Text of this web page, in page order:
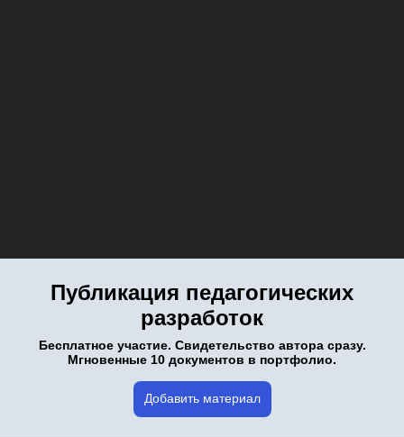
Публикация педагогических
разработок
Бесплатное участие. Свидетельство автора сразу.
Мгновенные 10 документов в портфолио.
Добавить материал